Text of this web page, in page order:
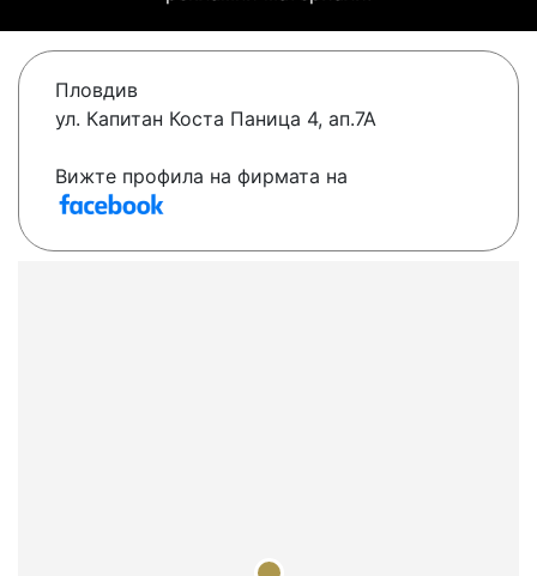
Пловдив
ул. Капитан Коста Паница 4, ап.7А
Вижте профила на фирмата на